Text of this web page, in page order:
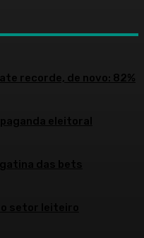
recorde, de novo: 82%
eleitoral